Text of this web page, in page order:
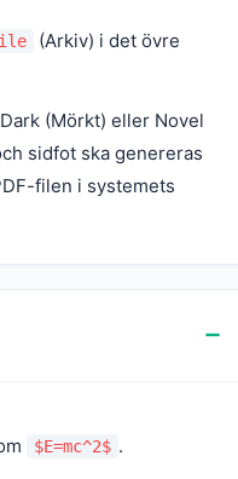
(Arkiv) i det övre
(Mörkt) eller Novel
sidfot ska genereras
filen i systemets
$E=mc^2$ .